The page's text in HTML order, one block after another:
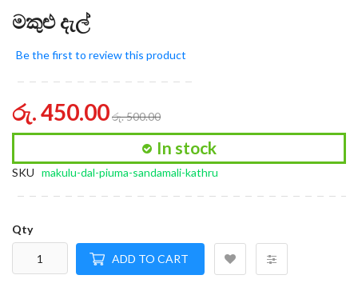
මකුළු දැල්
Be the first to review this product
රු. 450.00රු. 500.00
In stock
SKU makulu-dal-piuma-sandamali-kathru
Qty
ADD TO CART